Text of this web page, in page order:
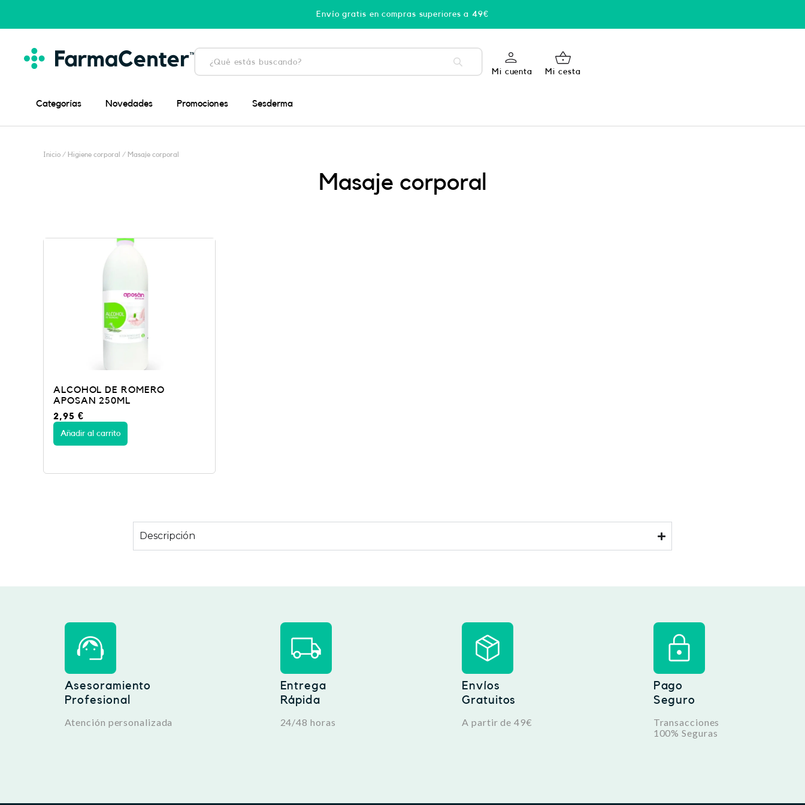
Envío gratis en compras superiores a 49€
Búsqueda
productos
Mi cuenta Mi cesta
Categorías Novedades Promociones Sesderma
Inicio / Higiene corporal / Masaje corporal
Masaje corporal
ALCOHOL DE ROMERO
APOSAN 250ML
2,95 €
Añadir al carrito
Descripción
Asesoramiento
Profesional
Atención personalizada
Entrega
Rápida
24/48 horas
Envíos
Gratuitos
A partir de 49€
Pago
Seguro
Transacciones
100% Seguras